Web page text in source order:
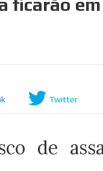
ficarão
Twitter
de